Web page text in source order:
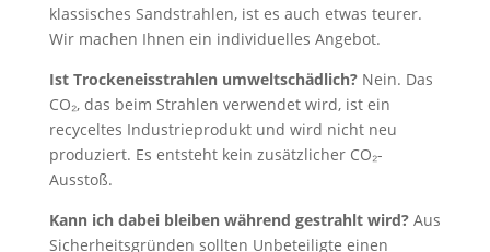
klassisches Sandstrahlen, ist es auch etwas teurer.
Wir machen Ihnen ein individuelles Angebot.
Ist Trockeneisstrahlen umweltschädlich?Nein. Das
CO₂, das beim Strahlen verwendet wird, ist ein
recyceltes Industrieprodukt und wird nicht neu
produziert. Es entsteht kein zusätzlicher CO₂-
Ausstoß.
Kann ich dabei bleiben während gestrahlt wird?Aus
Sicherheitsgründen sollten Unbeteiligte einen